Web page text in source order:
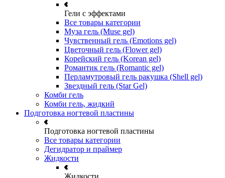
Гели с эффектами
Все товары категории
Муза гель (Muse gel)
Чувственный гель (Emotions gel)
Цветочный гель (Flower gel)
Корейский гель (Korean gel)
Романтик гель (Romantic gel)
Перламутровый гель ракушка (Shell gel)
Звездный гель (Star Gel)
Комби гель
Комби гель, жидкий
Подготовка ногтевой пластины
Подготовка ногтевой пластины
Все товары категории
Дегидратор и праймер
Жидкости
Жидкости